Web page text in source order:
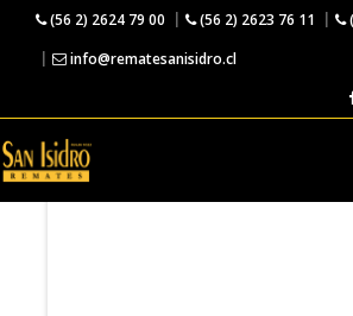
(56 2) 2624 79 00 (56 2) 2623 76 11
info@rematesanisidro.cl
← VOLVER AL INICIO